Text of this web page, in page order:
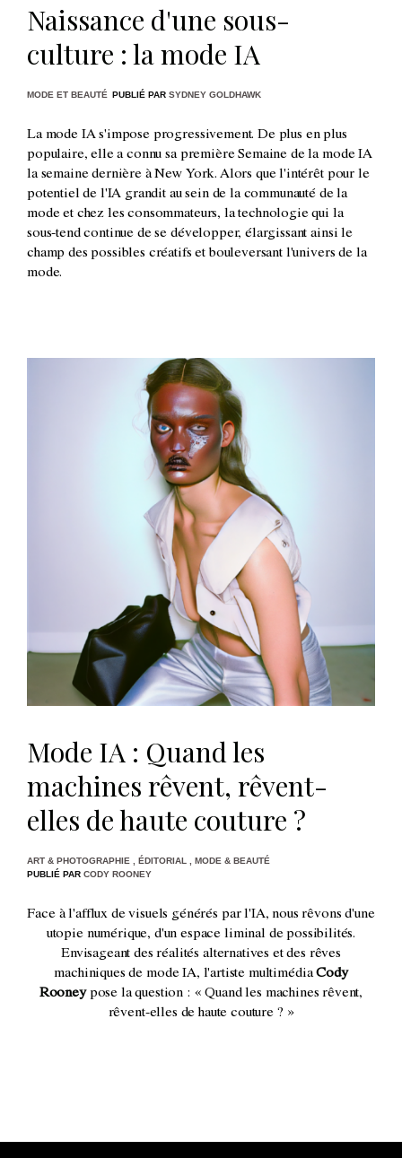
Naissance d'une sous-
culture : la mode IA
MODE ET BEAUTÉ PUBLIÉ PAR SYDNEY GOLDHAWK
La mode IA s'impose progressivement. De plus en plus
populaire, elle a connu sa première Semaine de la mode IA
la semaine dernière à New York. Alors que l'intérêt pour le
potentiel de l'IA grandit au sein de la communauté de la
mode et chez les consommateurs, la technologie qui la
sous-tend continue de se développer, élargissant ainsi le
champ des possibles créatifs et bouleversant l'univers de la
mode.
Mode IA : Quand les
machines rêvent, rêvent-
elles de haute couture ?
ART & PHOTOGRAPHIE ÉDITORIAL
MODE & BEAUTÉ
PUBLIÉ PAR CODY ROONEY
Face à l'afflux de visuels générés par l'IA, nous rêvons d'une
utopie numérique, d'un espace liminal de possibilités.
Envisageant des réalités alternatives et des rêves
machiniques de mode IA, l'artiste multimédiaCody
Rooneypose la question : « Quand les machines rêvent,
rêvent-elles de haute couture ? »